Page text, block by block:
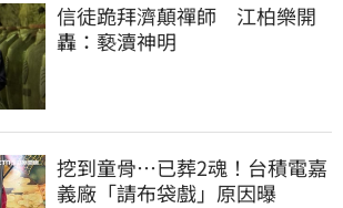
信徒跪拜濟顛禪師　江柏樂開
轟：褻瀆神明
挖到童骨…已葬2魂！台積電嘉
義廠「請布袋戲」原因曝